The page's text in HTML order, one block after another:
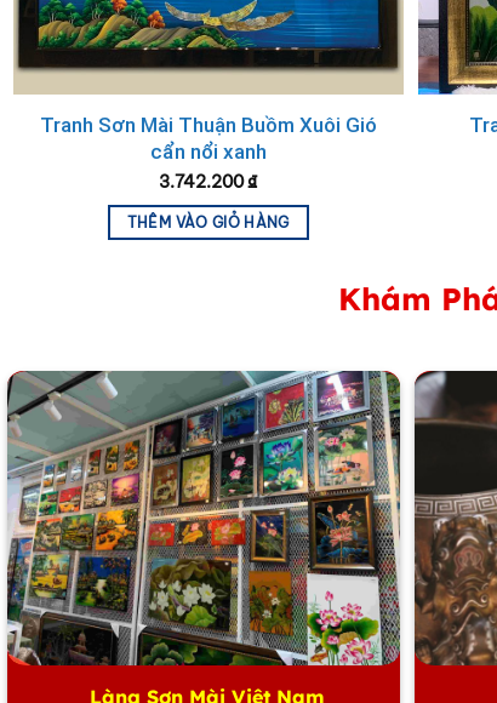
Tranh Sơn Mài Thuận Buồm Xuôi Gió
cẩn nổi xanh
3.742.200₫
THÊM VÀO GIỎ HÀNG
Khám
Làng Sơn Mài Việt Nam